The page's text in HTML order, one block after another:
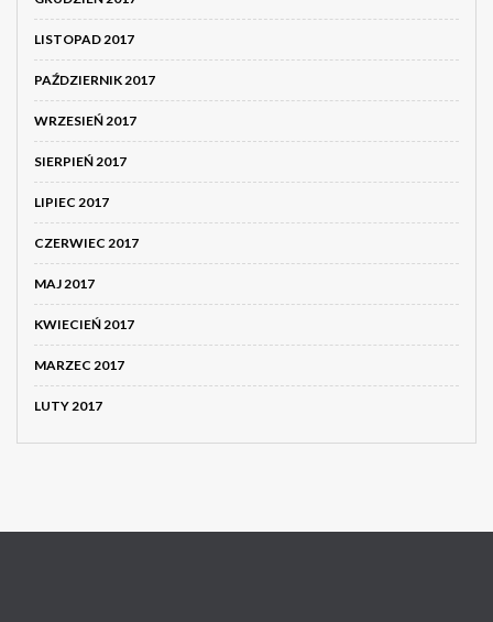
LISTOPAD 2017
PAŹDZIERNIK 2017
WRZESIEŃ 2017
SIERPIEŃ 2017
LIPIEC 2017
CZERWIEC 2017
MAJ 2017
KWIECIEŃ 2017
MARZEC 2017
LUTY 2017